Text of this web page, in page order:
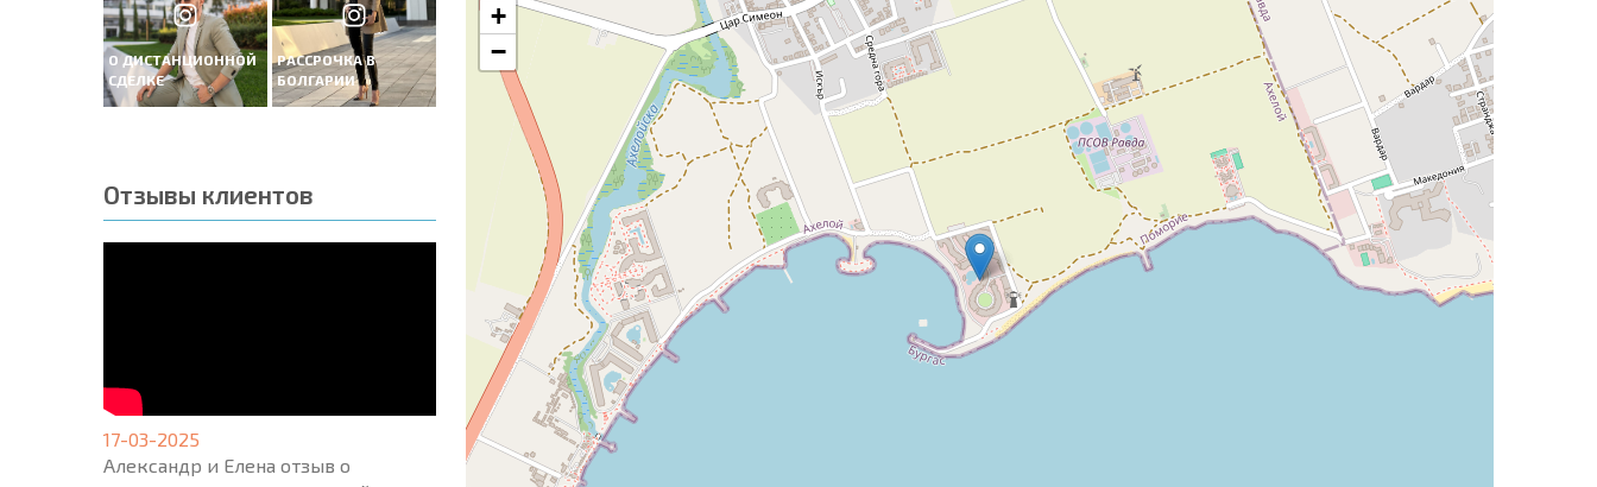
О ДИСТАНЦИОННОЙ
СДЕЛКЕ
РАССРОЧКА В
БОЛГАРИИ
Отзывы клиентов
17-03-2025
Александр и Елена отзыв о
+
−